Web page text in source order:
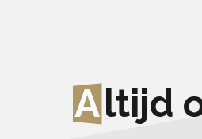
Altijd